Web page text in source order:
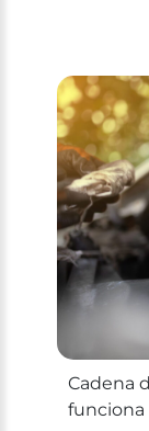
Cadena
funciona